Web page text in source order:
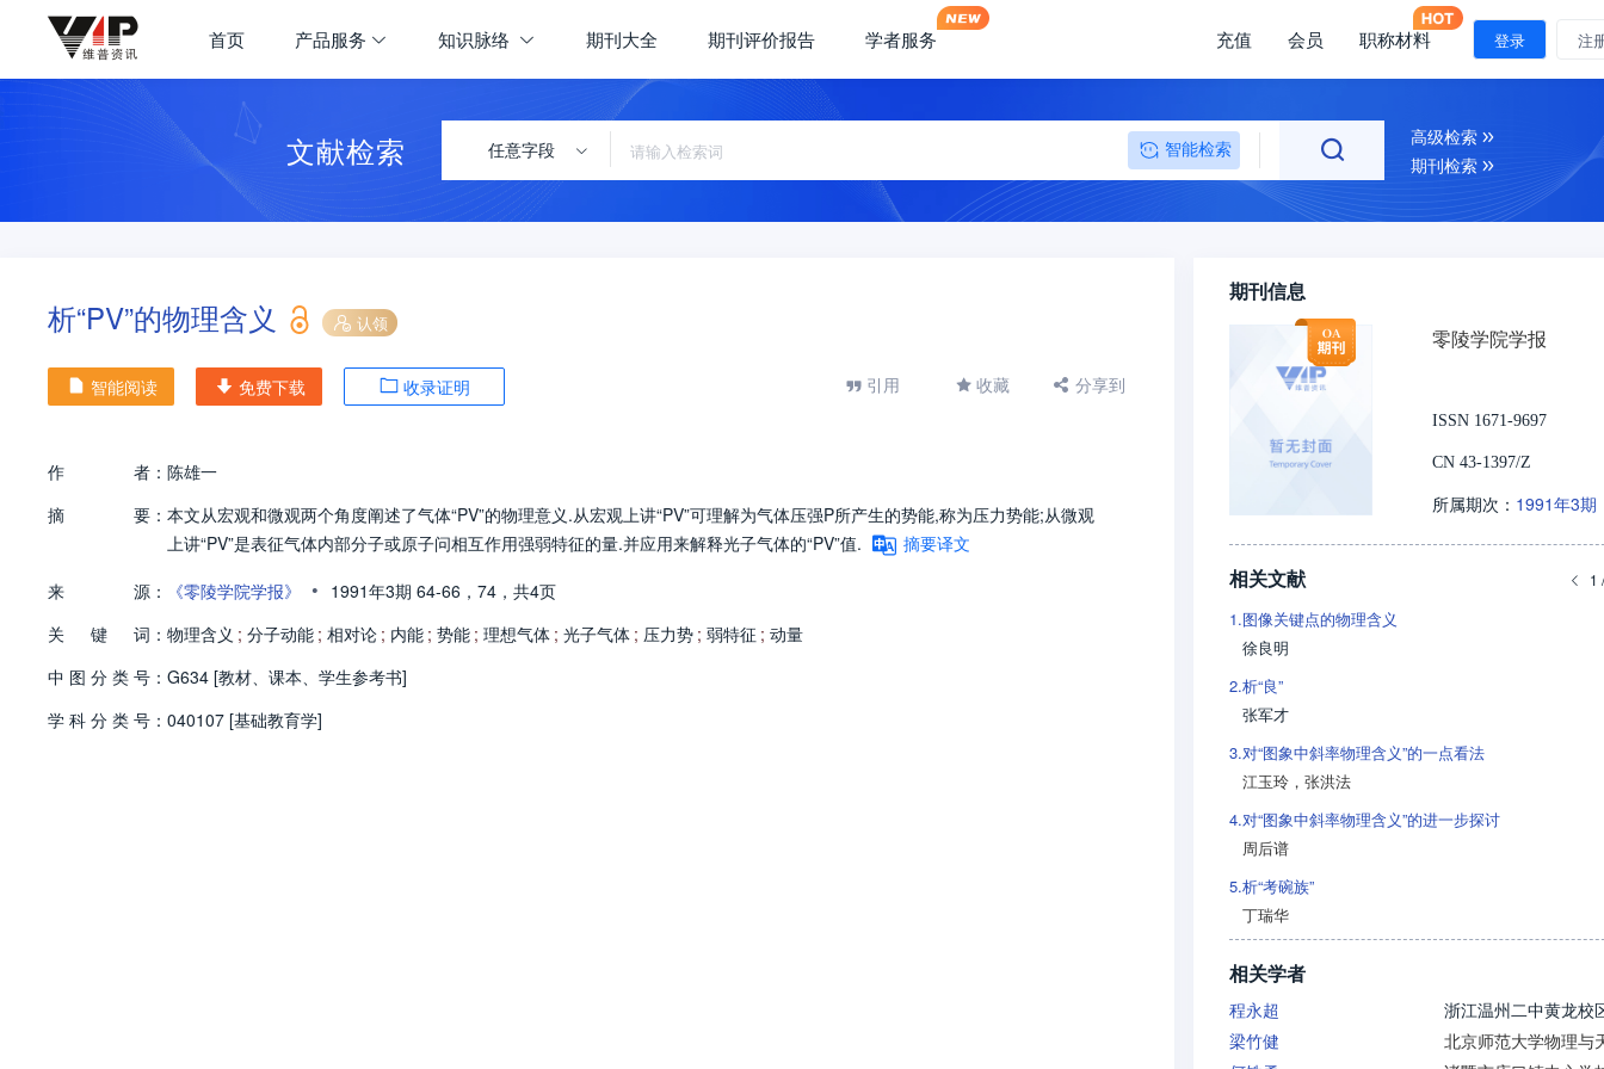
首页 产品服务 知识脉络 期刊大全 期刊评价报告 学者服务 充值 会员 职称材料 登录 注
文献检索 任意字段 智能检索
高级检索
期刊检索
析“PV”的物理含义 认领
智能阅读 免费下载 收录证明 引用 收藏 分享到
作 者： 陈雄一
摘
要： 本文从宏观和微观两个角度阐述了气体“PV”的物理意义.从宏观上讲“PV”可理解为气体压强P所产生的势能,称为压力势能;从微观
上讲“PV”是表征气体内部分子或原子问相互作用强弱特征的量.并应用来解释光子气体的“PV”值.
摘要译文
来
源： 《零陵学院学报》 • 1991年3期 64-66， 74， 共4页
关
键 词： 物理含义 ; 分子动能 ; 相对论 ; 内能 ; 势能 ; 理想气体 ; 光子气体 ; 压力势 ; 弱特征 ; 动量
中 图 分 类 号： G634 [教材、课本、学生参考书]
学 科 分 类 号： 040107 [基础教育学]
期刊信息
零陵学院学报
ISSN 1671-9697
CN 43-1397/Z
所属期次： 1991年3期
相关文献 1
1.图像关键点的物理含义
徐良明
2.析“良”
张军才
3.对“图象中斜率物理含义”的一点看法
江玉玲 ， 张洪法
4.对“图象中斜率物理含义”的进一步探讨
周后谱
5.析“考碗族”
丁瑞华
相关学者
程永超
浙江温州二中黄龙校
梁竹健